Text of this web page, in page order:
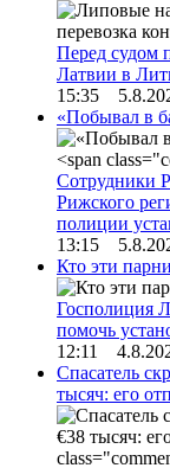
Перед судом
Латвии в
15:35
«Побывал в
Сотрудники
Рижского
полиции
13:15
Кто эти
Госполиция
помочь
12:11
Спасатель
тысяч: его